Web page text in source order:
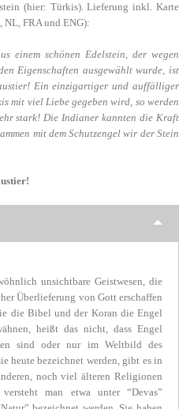
(hier: Türkis). Lieferung inkl. Karte
NL, FRA und ENG):
einem schönen Edelstein, der wegen
Eigenschaften ausgewählt wurde, ist
Ein einzigartiger und auffälliger
mit viel Liebe gegeben wird, so werden
stark! Die Indianer kannten die Kraft
mit dem Schutzengel wir der Stein
unsichtbare Geistwesen, die
Überlieferung von Gott erschaffen
die Bibel und der Koran die Engel
heißt das nicht, dass Engel
sind oder nur im Weltbild des
heute bezeichnet werden, gibt es in
noch viel älteren Religionen
man etwa unter “Devas”